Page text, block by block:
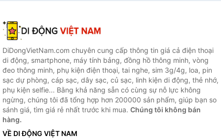
DiDongVietNam.com chuyên cung cấp thông tin giá cả điện thoại
di động, smartphone, máy tính bảng, đồng hồ thông minh, vòng
đeo thông minh, phụ kiện điện thoại, tai nghe, sim 3g/4g, loa, pin
sạc dự phòng, cáp sạc, dây sạc, củ sạc, linh kiện di động, thẻ nhớ,
phụ kiện selfie... Bằng khả năng sẵn có cùng sự nỗ lực không
ngừng, chúng tôi đã tổng hợp hơn 200000 sản phẩm, giúp bạn so
sánh giá, tìm giá rẻ nhất trước khi mua. Chúng tôi không bán
hàng.
VỀ DI ĐỘNG VIỆT NAM